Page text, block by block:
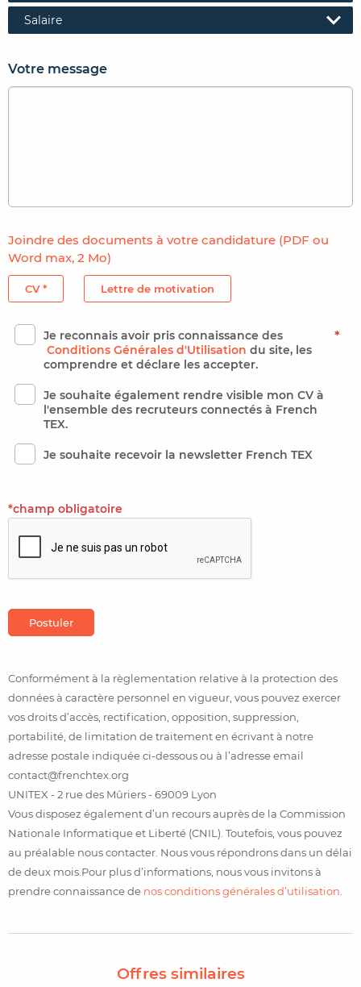
Salaire
Votre message
Joindre des documents à votre candidature (PDF ou
Word max, 2 Mo)
CV * Lettre de motivation
Je reconnais avoir pris connaissance des
Conditions Générales d'Utilisation du site, les
comprendre et déclare les accepter.
*
Je souhaite également rendre visible mon CV à
l'ensemble des recruteurs connectés à French
TEX.
Je souhaite recevoir la newsletter French TEX
*champ obligatoire
Postuler
Conformément à la règlementation relative à la protection des
données à caractère personnel en vigueur, vous pouvez exercer
vos droits d’accès, rectification, opposition, suppression,
portabilité, de limitation de traitement en écrivant à notre
adresse postale indiquée ci-dessous ou à l’adresse email
contact@frenchtex.org
UNITEX - 2 rue des Mûriers - 69009 Lyon
Vous disposez également d’un recours auprès de la Commission
Nationale Informatique et Liberté (CNIL). Toutefois, vous pouvez
au préalable nous contacter. Nous vous répondrons dans un délai
de deux mois.Pour plus d’informations, nous vous invitons à
prendre connaissance de nos conditions générales d’utilisation.
Offres similaires